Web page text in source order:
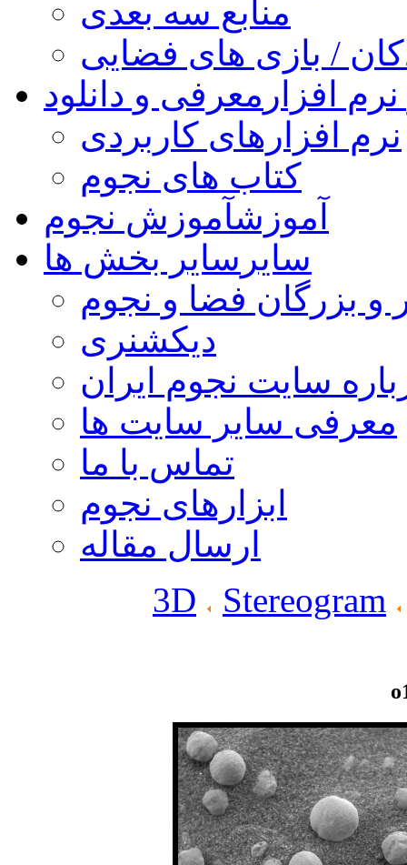
منابع سه بعدی
/ بازی های فضایی
افزار معرفی و دانلود
نرم افزارهای کاربردی
کتاب های نجوم
آموزشآموزش نجوم
سایر سایر بخش ها
و بزرگان فضا و نجوم
دیکشنری
سایت نجوم ایران
معرفی سایر سایت ها
تماس با ما
ابزارهای نجوم
ارسال مقاله
3D
Stereogram